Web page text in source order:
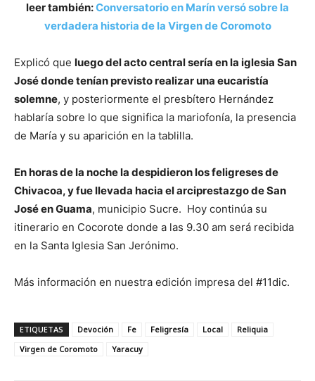
leer también:Conversatorio en Marín versó sobre la
verdadera historia de la Virgen de Coromoto
Explicó que luego del acto central sería en la iglesia San
José donde tenían previsto realizar una eucaristía
solemne, y posteriormente el presbítero Hernández
hablaría sobre lo que significa la mariofonía, la presencia
de María y su aparición en la tablilla.
En horas de la noche la despidieron los feligreses de
Chivacoa, y fue llevada hacia el arciprestazgo de San
José en Guama, municipio Sucre. Hoy continúa su
itinerario en Cocorote donde a las 9.30 am será recibida
en la Santa Iglesia San Jerónimo.
Más información en nuestra edición impresa del #11dic.
ETIQUETAS Devoción Fe Feligresía Local
Reliquia
Virgen de Coromoto
Yaracuy